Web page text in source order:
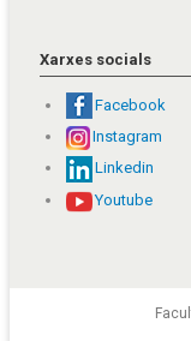
Xarxes socials
Facebook
Instagram
Linkedin
Youtube